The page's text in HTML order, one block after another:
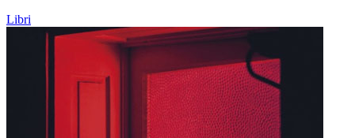
Libri